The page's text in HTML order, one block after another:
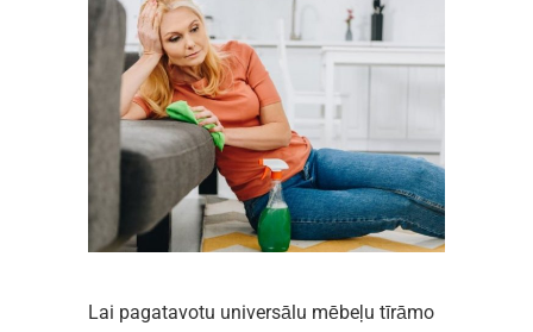
Lai pagatavotu universālu mēbeļu tīrāmo